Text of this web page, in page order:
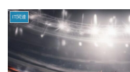
IT関連